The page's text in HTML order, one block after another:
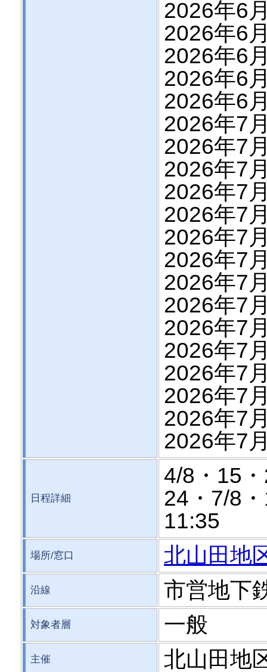
2026年6
2026年6
2026年6
2026年6
2026年6
2026年7
2026年7
2026年7
2026年7
2026年7
2026年7
2026年7
2026年7
2026年7
2026年7
2026年7
2026年7
2026年7
2026年7
2026年7
日程詳細
4/8・15
24・7/8
11:35
場所/窓口 北山田地
沿線 市営地下
対象者層 一般
主催 北山田地